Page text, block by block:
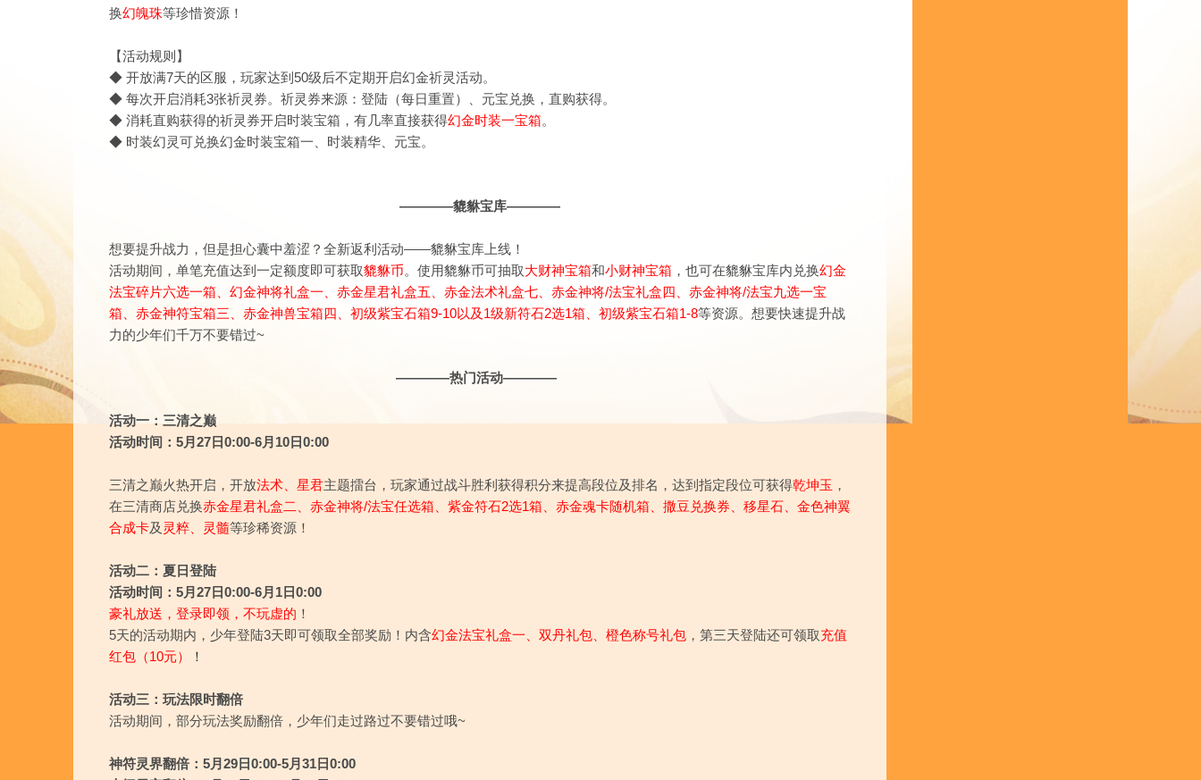
换幻魄珠等珍惜资源！
【活动规则】
◆ 开放满7天的区服，玩家达到50级后不定期开启幻金祈灵活动。
◆ 每次开启消耗3张祈灵 券。 祈灵券来源：登陆（每日重置）、 元宝 兑换 ， 直购获得。
◆ 消耗直购获得的祈灵 券开启时装宝箱，有几率直接获得幻金时装一宝箱。
◆ 时装幻灵可兑换幻金时装宝箱一、时装精华、元宝。
————貔貅宝库————
想要提升战力，但是担心囊中羞涩？全新返利活动——貔貅宝库 上线 ！
活动期间，单笔充值达到一定额度即可获取貔貅币。使用貔貅币可抽取大财神宝箱和小财神宝箱 ，也可在貔貅宝库内兑换幻金
法宝碎片六选一箱、幻金神将礼盒一、赤金星君礼盒五、赤金法术礼盒七、赤金神将/法宝礼盒四、赤金神将/法宝九选一宝
箱、赤金神符宝箱三、赤金神兽宝箱四、初级紫宝石箱9-10以及1级新符石2选1箱、初级紫宝石箱1-8等资源。想要快速提升战
力的少年们千万不要错过~
————热门活动————
活动一：三清之巅
活动时间：5月27日0:00-6月10日0:00
三清之巅火热开启，开放法术、星君主题擂台，玩家通过战斗胜利获得积分来提高段位及排名，达到指定段位可获得乾坤玉 ，
在三清商店兑换赤金星君礼盒二、 赤金神将/法宝任选箱 、紫金符石2选1箱、赤金魂卡随机箱、撒豆兑换券、移星石、金色神翼
合成卡及 灵粹、灵髓等珍稀资源！
活动二：夏日登陆
活动时间：5月27日0:00-6月1日0:00
豪礼放送，登录即领，不玩虚的 ！
5天的活动期内，少年登陆3天即可领取全部奖励！内含幻金法宝礼盒一 双丹礼包、橙色称号礼包 ，第三天登陆还可领取充值
红包（10元）
！
活动三：玩法限时翻倍
活动期间，部分玩法奖励翻倍，少年们走过路过不要错过哦~
神符灵界翻倍：5月29日0:00-5月31日0:00